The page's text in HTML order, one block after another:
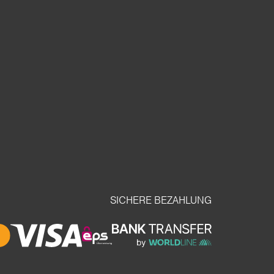
SICHERE BEZAHLUNG